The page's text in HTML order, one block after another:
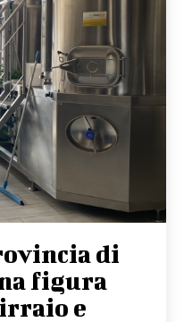
di
figura
e